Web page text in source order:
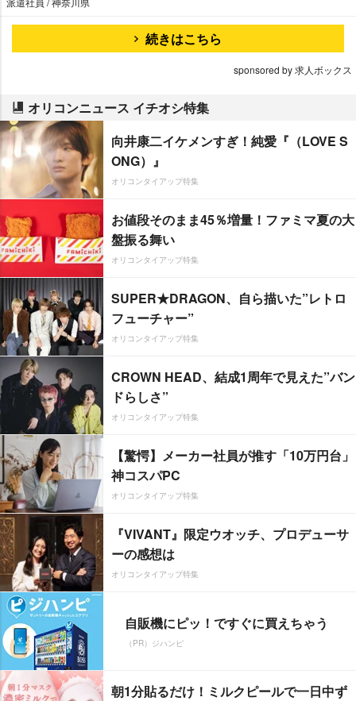
続きはこちら
sponsored by 求人ボックス
オリコンニュース イチオシ特集
向井康二イケメンすぎ！純愛『（LOVE S
ONG）』
オリコンタイアップ特集
お値段そのまま45％増量！ファミマ夏の大
盤振る舞い
オリコンタイアップ特集
SUPER★DRAGON、自ら描いた”レトロ
フューチャー”
オリコンタイアップ特集
CROWN HEAD、結成1周年で見えた”バン
ドらしさ”
オリコンタイアップ特集
【驚愕】メーカー社員が推す「10万円台」
神コスパPC
オリコンタイアップ特集
『VIVANT』限定ウオッチ、プロデューサ
ーの感想は
オリコンタイアップ特集
自販機にピッ！ですぐに買えちゃう
（PR）ジハンピ
朝1分貼るだけ！ミルクピールで一日中ず